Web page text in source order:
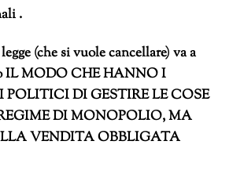
.
(che si vuole cancellare) va a
IL MODO CHE HANNO I
DI GESTIRE LE COSE
DI MONOPOLIO, MA
VENDITA OBBLIGATA